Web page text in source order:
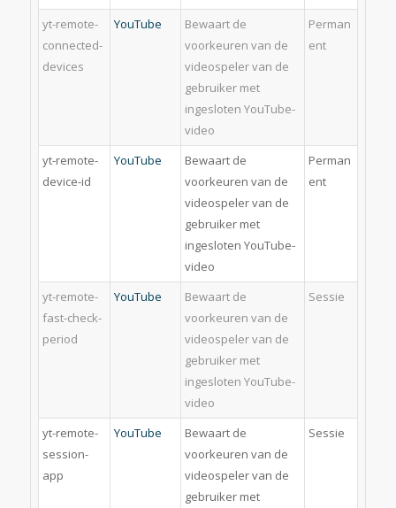
yt-remote-
connected-
devices
YouTube
Bewaart de
voorkeuren van de
videospeler van de
gebruiker met
ingesloten YouTube-
video
Perman
ent
yt-remote-
device-id
YouTube
Bewaart de
voorkeuren van de
videospeler van de
gebruiker met
ingesloten YouTube-
video
Perman
ent
yt-remote-
fast-check-
period
YouTube
Bewaart de
voorkeuren van de
videospeler van de
gebruiker met
ingesloten YouTube-
video
Sessie
yt-remote-
session-
app
YouTube
Bewaart de
voorkeuren van de
videospeler van de
gebruiker met
Sessie